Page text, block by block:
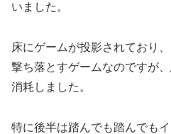
いました。
床にゲームが投影されており
撃ち落とすゲームなのですが
消耗しました。
特に後半は踏んでも踏んでも